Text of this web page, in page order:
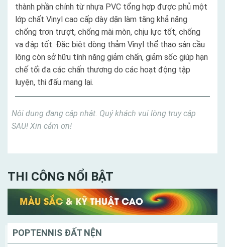
thành phần chính từ nhựa PVC tổng hợp được phủ một
lớp chất Vinyl cao cấp dày dặn làm tăng khả năng
chống trơn trượt, chống mài mòn, chịu lực tốt, chống
va đập tốt. Đặc biệt dòng thảm Vinyl thể thao sân cầu
lông còn sở hữu tính năng giảm chấn, giảm sốc giúp hạn
chế tối đa các chấn thương do các hoạt động tập
luyện, thi đấu mang lại.
Nội dung đang cập nhật. Quý khách vui lòng truy cập
SAU! Xin cảm ơn!
THI CÔNG NỔI BẬT
POPTENNIS ĐẤT NỆN